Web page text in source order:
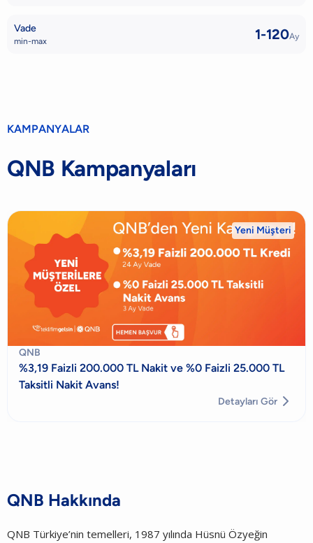
Vade
min-max 1-120Ay
KAMPANYALAR
QNB Kampanyaları
Yeni Müşteri
QNB
%3,19 Faizli 200.000 TL Nakit ve %0 Faizli 25.000 TL
Taksitli Nakit Avans!
Detayları Gör 
QNB Hakkında
QNB Türkiye’nin temelleri, 1987 yılında Hüsnü Özyeğin